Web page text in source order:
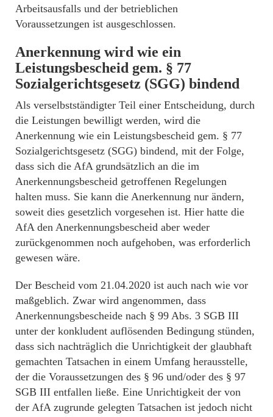
Arbeitsausfalls und der betrieblichen
Voraussetzungen ist ausgeschlossen.
Anerkennung wird wie ein
Leistungsbescheid gem. § 77
Sozialgerichtsgesetz (SGG) bindend
Als verselbstständigter Teil einer Entscheidung, durch
die Leistungen bewilligt werden, wird die
Anerkennung wie ein Leistungsbescheid gem. § 77
Sozialgerichtsgesetz (SGG) bindend, mit der Folge,
dass sich die AfA grundsätzlich an die im
Anerkennungsbescheid getroffenen Regelungen
halten muss. Sie kann die Anerkennung nur ändern,
soweit dies gesetzlich vorgesehen ist. Hier hatte die
AfA den Anerkennungsbescheid aber weder
zurückgenommen noch aufgehoben, was erforderlich
gewesen wäre.
Der Bescheid vom 21.04.2020 ist auch nach wie vor
maßgeblich. Zwar wird angenommen, dass
Anerkennungsbescheide nach § 99 Abs. 3 SGB III
unter der konkludent auflösenden Bedingung stünden,
dass sich nachträglich die Unrichtigkeit der glaubhaft
gemachten Tatsachen in einem Umfang herausstelle,
der die Voraussetzungen des § 96 und/oder des § 97
SGB III entfallen ließe. Eine Unrichtigkeit der von
der AfA zugrunde gelegten Tatsachen ist jedoch nicht